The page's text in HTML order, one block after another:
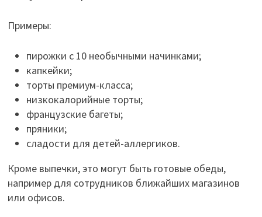
Примеры:
пирожки с 10 необычными начинками;
капкейки;
торты премиум-класса;
низкокалорийные торты;
французские багеты;
пряники;
сладости для детей-аллергиков.
Кроме выпечки, это могут быть готовые обеды,
например для сотрудников ближайших магазинов
или офисов.